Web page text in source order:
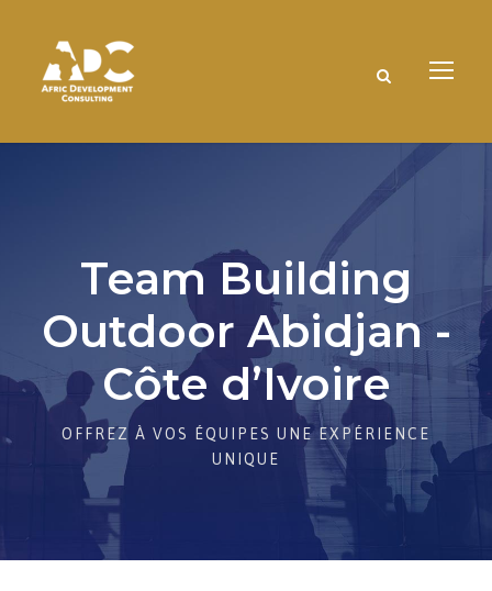
Team Building
Outdoor Abidjan -
Côte d’Ivoire
OFFREZ À VOS ÉQUIPES UNE EXPÉRIENCE
UNIQUE